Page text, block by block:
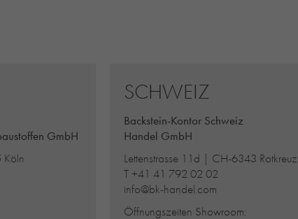
GmbH
SCHWEIZ
Backstein-Kontor Schweiz
Handel GmbH
Lettenstrasse 11d | CH-6343 Rotkreuz
T+41 41 792 02 02
info@bk-handel.com
Öffnungszeiten Showroom: